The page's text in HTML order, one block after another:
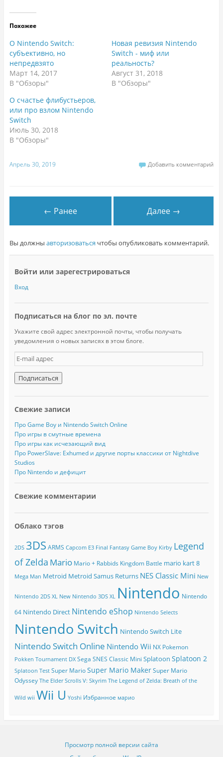
Похожее
О Nintendo Switch:
субъективно, но
непредвзято
Март 14, 2017
В "Обзоры"
Новая ревизия Nintendo
Switch - миф или
реальность?
Август 31, 2018
В "Обзоры"
О счастье флибустьеров,
или про взлом Nintendo
Switch
Июль 30, 2018
В "Обзоры"
Апрель 30, 2019 Добавить комментарий
← Ранее Далее →
Вы должны авторизоваться чтобы опубликовать комментарий.
Войти или зарегестрироваться
Вход
Подписаться на блог по эл. почте
Укажите свой адрес электронной почты, чтобы получать
уведомления о новых записях в этом блоге.
E
-
m
a
i
а
д
р
е
с
Свежие записи
Про Game Boy и Nintendo Switch Online
Про игры в смутные времена
Про игры как исчезающий вид
Про PowerSlave: Exhumed и другие порты классики от Nightdive
Studios
Про Nintendo и дефицит
Свежие комментарии
Облако тэгов
2DS 3DS ARMS Capcom E3 Final Fantasy Game Boy Kirby Legend
of Zelda Mario Mario + Rabbids Kingdom Battle mario kart 8
Mega Man Metroid Metroid Samus Returns NES Classic Mini New
Nintendo 2DS XL New Nintendo 3DS XL Nintendo Nintendo
64 Nintendo Direct Nintendo eShop Nintendo Selects
Nintendo Switch Nintendo Switch Lite
Nintendo Switch Online Nintendo Wii NX Pokemon
Pokken Tournament DX Sega SNES Classic Mini Splatoon Splatoon 2
Splatoon Test Super Mario Super Mario Maker Super Mario
Odyssey The Elder Scrolls V: Skyrim The Legend of Zelda: Breath of the
Wild wii Wii U Yoshi Избранное марио
Просмотр полной версии сайта